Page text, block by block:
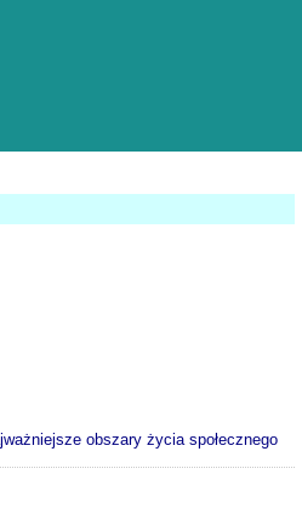
obszary życia społecznego